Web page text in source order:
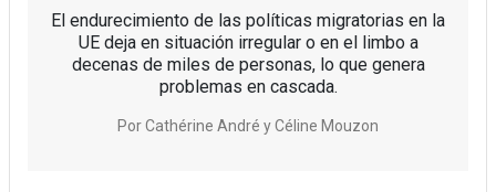
El endurecimiento de las políticas migratorias en la
UE deja en situación irregular o en el limbo a
decenas de miles de personas, lo que genera
problemas en cascada.
PorCathérine André y Céline Mouzon